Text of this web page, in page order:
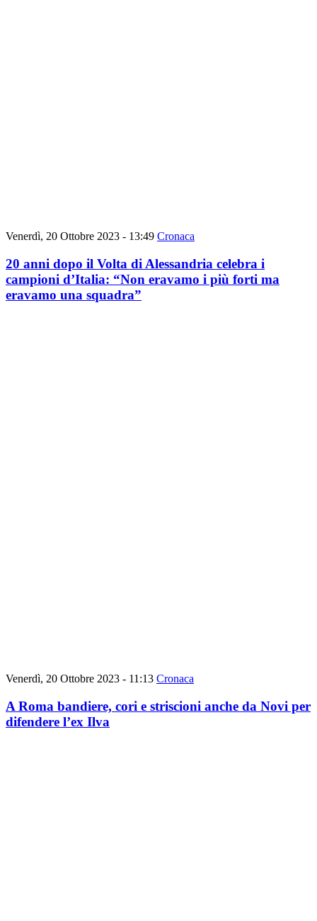
Venerdì, 20 Ottobre 2023 - 13:49 Cronaca
20 anni dopo il Volta di Alessandria celebra i
campioni d’Italia: “Non eravamo i più forti ma
eravamo una squadra”
Venerdì, 20 Ottobre 2023 - 11:13 Cronaca
A Roma bandiere, cori e striscioni anche da Novi per
difendere l’ex Ilva